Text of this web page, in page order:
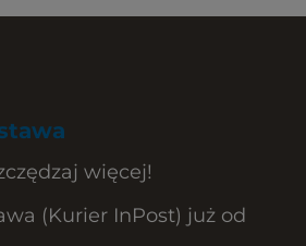
więcej!
(Kurier InPost) już od